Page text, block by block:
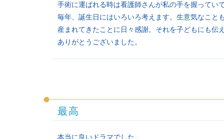
手術に運ばれる時は看護師さんが私の手を握ってい
毎年、誕生日にはいろいろ考えます。生意気なこと
産まれてきたことに日々感謝。それを子どもにも伝
ありがとうございました。
最高
本当に良いドラマでした。